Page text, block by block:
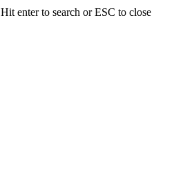
Hit enter to search or ESC to close